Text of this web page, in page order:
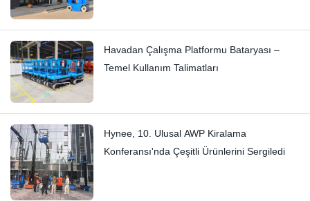
Havadan Çalışma Platformu Bataryası –
Temel Kullanım Talimatları
Hynee, 10. Ulusal AWP Kiralama
Konferansı'nda Çeşitli Ürünlerini Sergiledi